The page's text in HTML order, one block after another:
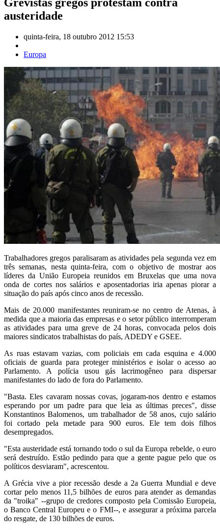
austeridade
quinta-feira, 18 outubro 2012 15:53
Europa
Trabalhadores gregos paralisaram as atividades pela segunda vez em
três semanas, nesta quinta-feira, com o objetivo de mostrar aos
líderes da União Europeia reunidos em Bruxelas que uma nova
onda de cortes nos salários e aposentadorias iria apenas piorar a
situação do país após cinco anos de recessão.
Mais de 20.000 manifestantes reuniram-se no centro de Atenas, à
medida que a maioria das empresas e o setor público interromperam
as atividades para uma greve de 24 horas, convocada pelos dois
maiores sindicatos trabalhistas do país, ADEDY e GSEE.
As ruas estavam vazias, com policiais em cada esquina e 4.000
oficiais de guarda para proteger ministérios e isolar o acesso ao
Parlamento. A polícia usou gás lacrimogêneo para dispersar
manifestantes do lado de fora do Parlamento.
"Basta. Eles cavaram nossas covas, jogaram-nos dentro e estamos
esperando por um padre para que leia as últimas preces", disse
Konstantinos Balomenos, um trabalhador de 58 anos, cujo salário
foi cortado pela metade para 900 euros. Ele tem dois filhos
desempregados.
"Esta austeridade está tornando todo o sul da Europa rebelde, o euro
será destruído. Estão pedindo para que a gente pague pelo que os
políticos desviaram", acrescentou.
A Grécia vive a pior recessão desde a 2a Guerra Mundial e deve
cortar pelo menos 11,5 bilhões de euros para atender as demandas
da "troika" --grupo de credores composto pela Comissão Europeia,
o Banco Central Europeu e o FMI--, e assegurar a próxima parcela
do resgate, de 130 bilhões de euros.